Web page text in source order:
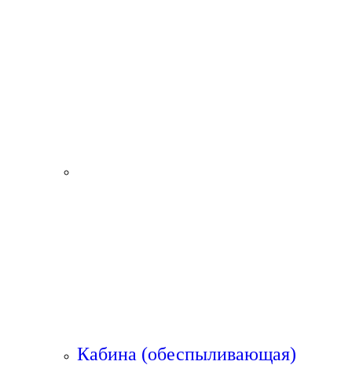
Кабина (обеспыливающая)